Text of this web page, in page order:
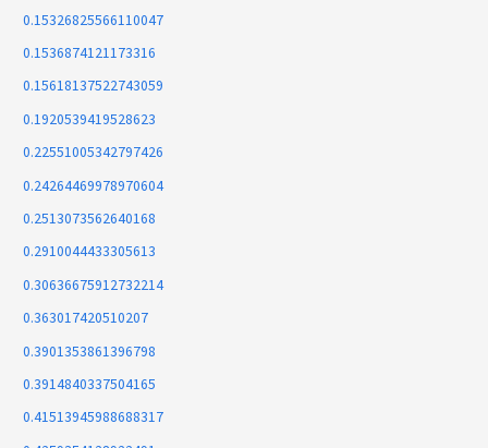
0.15326825566110047
0.1536874121173316
0.15618137522743059
0.1920539419528623
0.22551005342797426
0.24264469978970604
0.2513073562640168
0.2910044433305613
0.30636675912732214
0.363017420510207
0.3901353861396798
0.3914840337504165
0.41513945988688317